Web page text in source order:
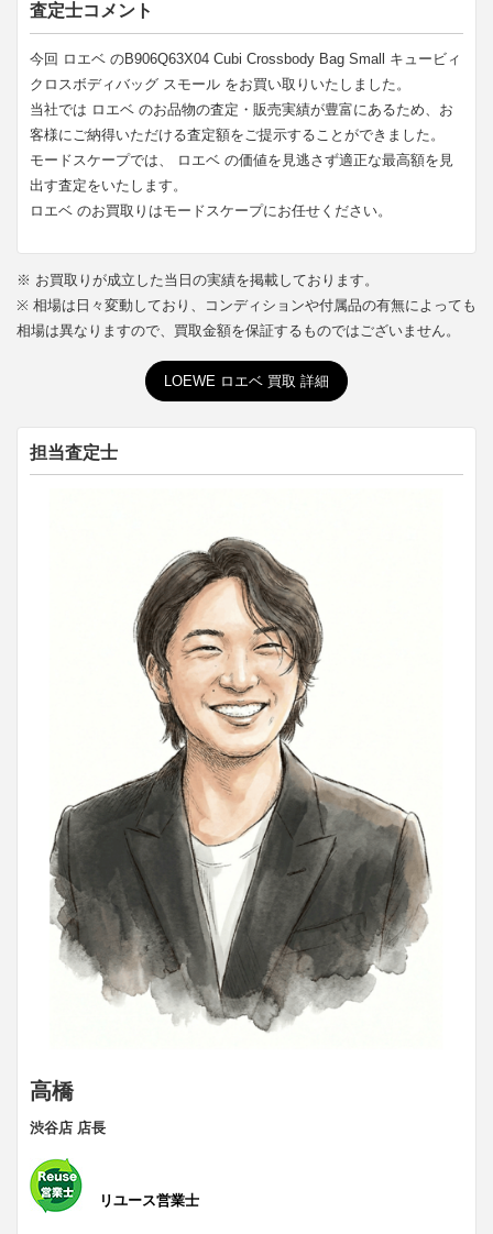
査定士コメント
今回 ロエベ のB906Q63X04 Cubi Crossbody Bag Small キュービィ
クロスボディバッグ スモール をお買い取りいたしました。
当社では ロエベ のお品物の査定・販売実績が豊富にあるため、お
客様にご納得いただける査定額をご提示することができました。
モードスケープでは、 ロエベ の価値を見逃さず適正な最高額を見
出す査定をいたします。
ロエベ のお買取りはモードスケープにお任せください。
※ お買取りが成立した当日の実績を掲載しております。
※ 相場は日々変動しており、コンディションや付属品の有無によっても
相場は異なりますので、買取金額を保証するものではございません。
LOEWE ロエベ 買取 詳細
担当査定士
高橋
渋谷店 店長
リユース営業士